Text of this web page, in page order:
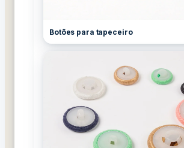
Botões para tapeceiro